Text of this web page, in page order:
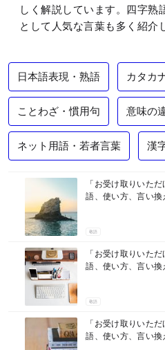
心理
教養
テクノロジー
マネー
しく解説しています。四字熟
として人気な言葉も多く紹介
日本語表現・熟語 カタカ
ことわざ・慣用句 意味の
ネット用語・若者言葉 漢
「お受け取りいた
語、使い方、言い
敬語
「お受け取りいた
語、使い方、言い
敬語
「お受け取りいた
語、使い方、言い